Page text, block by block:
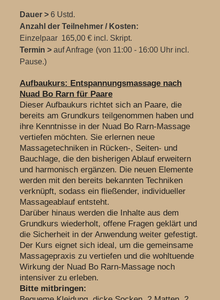
Dauer > 6 Ustd.
Anzahl der Teilnehmer / Kosten:
Einzelpaar 165,00 € incl. Skript.
Termin > auf Anfrage (von 11:00 - 16:00 Uhr incl.
Pause.)
Aufbaukurs: Entspannungsmassage nach
Nuad Bo Rarn für Paare
Dieser Aufbaukurs richtet sich an Paare, die
bereits am Grundkurs teilgenommen haben und
ihre Kenntnisse in der Nuad Bo Rarn-Massage
vertiefen möchten. Sie erlernen neue
Massagetechniken in Rücken-, Seiten- und
Bauchlage, die den bisherigen Ablauf erweitern
und harmonisch ergänzen. Die neuen Elemente
werden mit den bereits bekannten Techniken
verknüpft, sodass ein fließender, individueller
Massageablauf entsteht.
Darüber hinaus werden die Inhalte aus dem
Grundkurs wiederholt, offene Fragen geklärt und
die Sicherheit in der Anwendung weiter gefestigt.
Der Kurs eignet sich ideal, um die gemeinsame
Massagepraxis zu vertiefen und die wohltuende
Wirkung der Nuad Bo Rarn-Massage noch
intensiver zu erleben.
Bitte mitbringen: